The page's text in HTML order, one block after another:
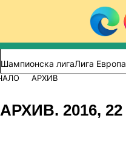
Към съдържанието
Шампионска лигаЛига Европа
АРХИВ
АРХИВ. 2016,